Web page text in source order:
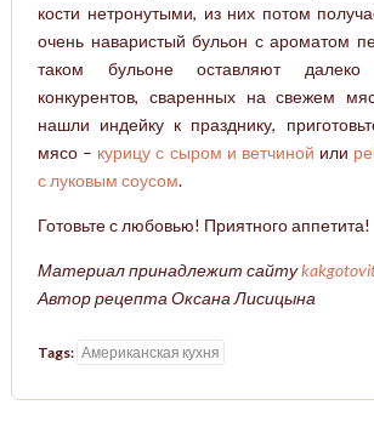
кости нетронутыми, из них потом
очень наваристый бульон с ароматом
таком бульоне оставляют
конкурентов, сваренных на свежем
нашли индейку к празднику,
мясо – курицу с сыром и ветчиной или
с луковым соусом.
Готовьте с любовью! Приятного аппетита!
Материал принадлежит сайту
Автор рецепта Оксана Лисицына
Tags: Американская кухня